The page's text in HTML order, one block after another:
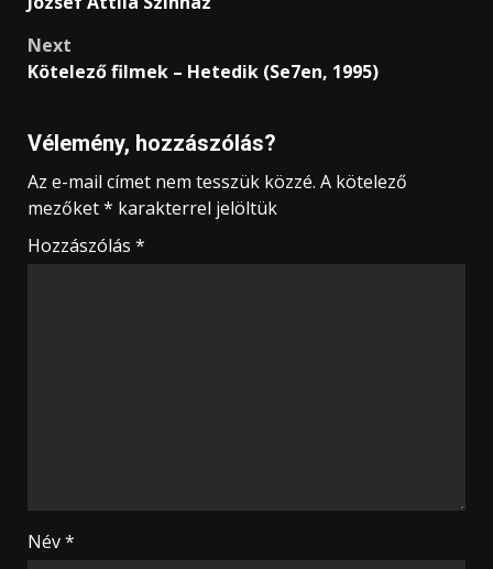
Next
Kötelező filmek – Hetedik (Se7en, 1995)
Vélemény, hozzászólás?
Az e-mail címet nem tesszük közzé. A kötelező
mezőket* karakterrel jelöltük
Hozzászólás *
Név*